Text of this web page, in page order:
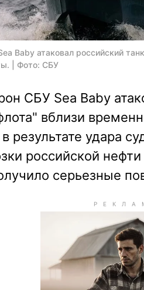
Baby атаковал российский
| Фото: СБУ
СБУ Sea Baby
вблизи
результате удара
российской
серьезные